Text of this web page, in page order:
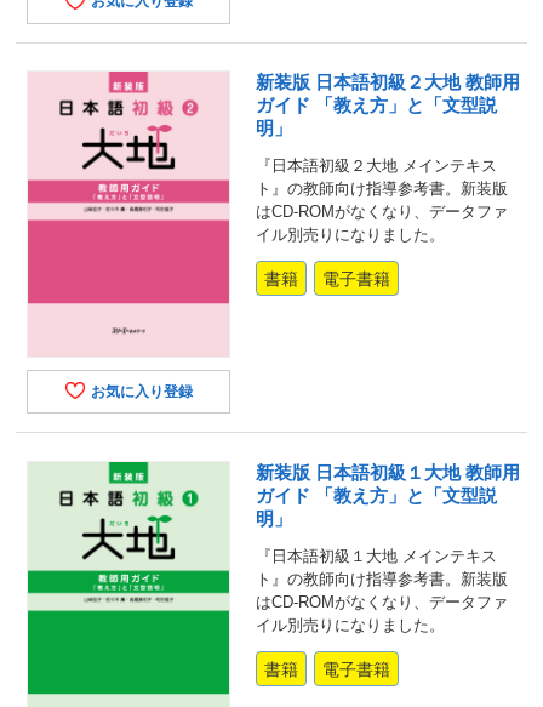
お気に入り登録
新装版 日本語初級２大地 教師用
ガイド 「教え方」と「文型説
明」
『日本語初級２大地 メインテキス
ト』の教師向け指導参考書。新装版
はCD-ROMがなくなり、データファ
イル別売りになりました。
書籍 電子書籍
新装版 日本語初級１大地 教師用
ガイド 「教え方」と「文型説
明」
『日本語初級１大地 メインテキス
ト』の教師向け指導参考書。新装版
はCD-ROMがなくなり、データファ
イル別売りになりました。
書籍 電子書籍